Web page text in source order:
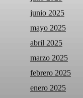
junio 2025
mayo 2025
abril 2025
marzo 2025
febrero 2025
enero 2025